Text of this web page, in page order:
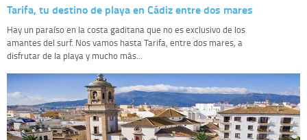
Tarifa, tu destino de playa en Cádiz entre dos mares
Hay un paraíso en la costa gaditana que no es exclusivo de los
amantes del surf. Nos vamos hasta Tarifa, entre dos mares, a
disfrutar de la playa y mucho más...